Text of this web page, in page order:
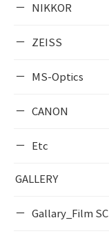
NIKKOR
ZEISS
MS-Optics
CANON
Etc
GALLERY
Gallary_Film SC